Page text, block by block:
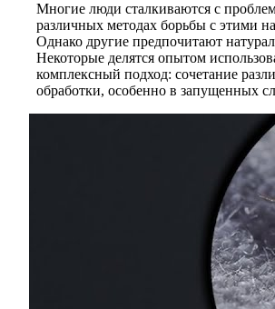
Многие люди сталкиваются с
различных методах борьбы с этими
Однако другие предпочитают
Некоторые делятся опытом
комплексный подход: сочетание
обработки, особенно в запущенных